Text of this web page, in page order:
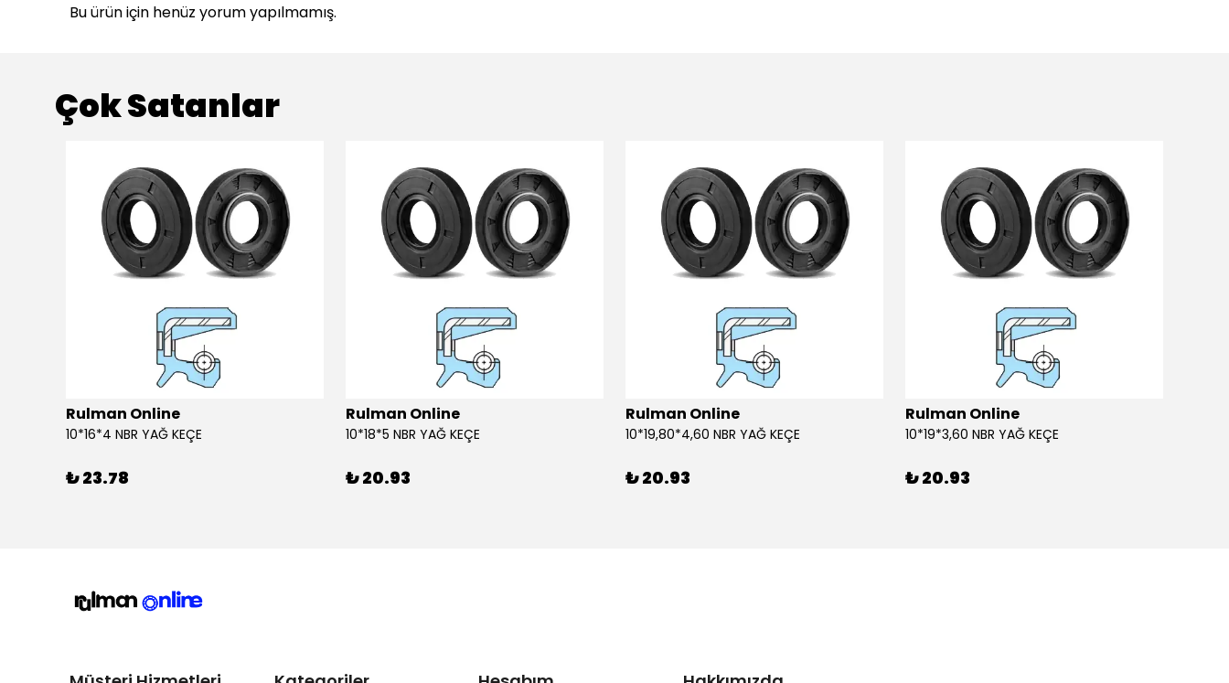
Bu ürün için henüz yorum yapılmamış.
Çok Satanlar
Rulman Online
10*16*4 NBR YAĞ KEÇE
₺ 23.78
Rulman Online
10*18*5 NBR YAĞ KEÇE
₺ 20.93
Rulman Online
10*19,80*4,60 NBR YAĞ KEÇE
₺ 20.93
Rulman Online
10*19*3,60 NBR YAĞ KEÇE
₺ 20.93